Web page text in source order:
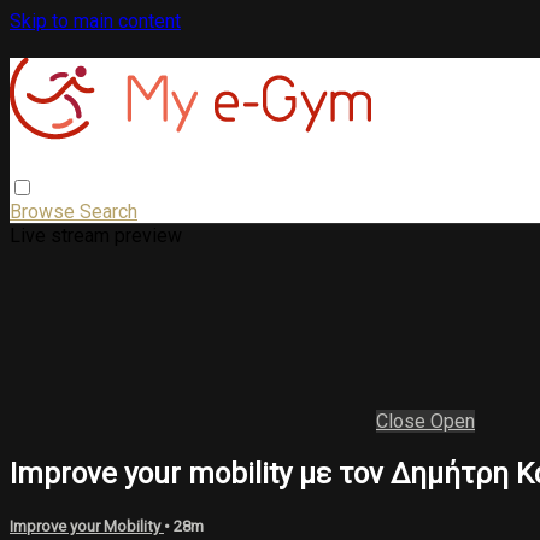
Skip to main content
Browse Search
Close Open
Improve your mobility με τον Δημήτρη
Improve your Mobility • 28m